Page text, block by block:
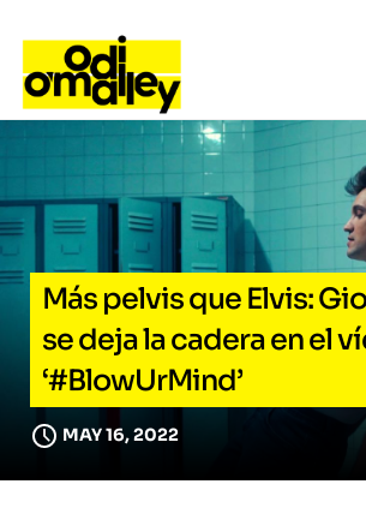
Más pelvis que Elvis:
se deja la cadera en el
‘#BlowUrMind’
MAY 16, 2022